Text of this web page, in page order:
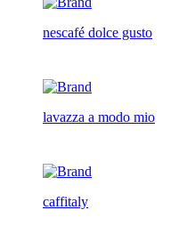
nescafé dolce gusto
lavazza a modo mio
caffitaly